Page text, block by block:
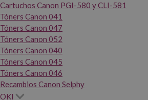
Cartuchos Canon PGI-580 y CLI-581
Tóners Canon 041
Tóners Canon 047
Tóners Canon 052
Tóners Canon 040
Tóners Canon 045
Tóners Canon 046
Recambios Canon Selphy
OKI